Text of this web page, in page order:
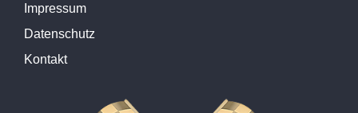
Impressum
Datenschutz
Kontakt